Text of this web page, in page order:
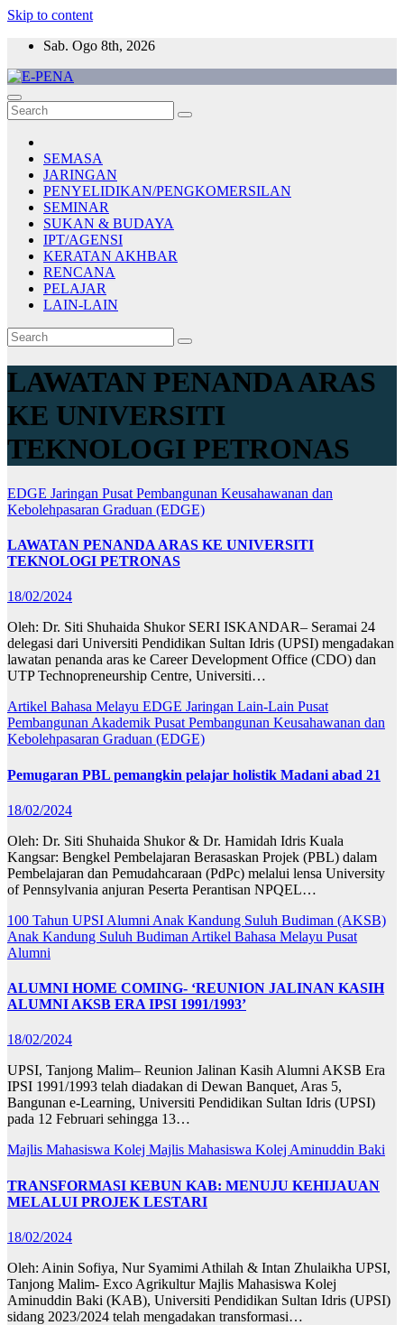
Skip to content
Sab. Ogo 8th, 2026
E-PENA
Berita Digital Terkini
SEMASA
JARINGAN
PENYELIDIKAN/PENGKOMERSILAN
SEMINAR
SUKAN & BUDAYA
IPT/AGENSI
KERATAN AKHBAR
RENCANA
PELAJAR
LAIN-LAIN
LAWATAN PENANDA ARAS
KE UNIVERSITI
TEKNOLOGI PETRONAS
EDGE Jaringan Pusat Pembangunan Keusahawanan dan
Kebolehpasaran Graduan (EDGE)
LAWATAN PENANDA ARAS KE UNIVERSITI
TEKNOLOGI PETRONAS
18/02/2024
Oleh: Dr. Siti Shuhaida Shukor SERI ISKANDAR– Seramai 24
delegasi dari Universiti Pendidikan Sultan Idris (UPSI) mengadakan
lawatan penanda aras ke Career Development Office (CDO) dan
UTP Technopreneurship Centre, Universiti…
Artikel Bahasa Melayu EDGE Jaringan Lain-Lain Pusat
Pembangunan Akademik Pusat Pembangunan Keusahawanan dan
Kebolehpasaran Graduan (EDGE)
Pemugaran PBL pemangkin pelajar holistik Madani abad 21
18/02/2024
Oleh: Dr. Siti Shuhaida Shukor & Dr. Hamidah Idris Kuala
Kangsar: Bengkel Pembelajaran Berasaskan Projek (PBL) dalam
Pembelajaran dan Pemudahcaraan (PdPc) melalui lensa University
of Pennsylvania anjuran Peserta Perantisan NPQEL…
100 Tahun UPSI Alumni Anak Kandung Suluh Budiman (AKSB)
Anak Kandung Suluh Budiman Artikel Bahasa Melayu Pusat
Alumni
ALUMNI HOME COMING- ‘REUNION JALINAN KASIH
ALUMNI AKSB ERA IPSI 1991/1993’
18/02/2024
UPSI, Tanjong Malim– Reunion Jalinan Kasih Alumni AKSB Era
IPSI 1991/1993 telah diadakan di Dewan Banquet, Aras 5,
Bangunan e-Learning, Universiti Pendidikan Sultan Idris (UPSI)
pada 12 Februari sehingga 13…
Majlis Mahasiswa Kolej Majlis Mahasiswa Kolej Aminuddin Baki
TRANSFORMASI KEBUN KAB: MENUJU KEHIJAUAN
MELALUI PROJEK LESTARI
18/02/2024
Oleh: Ainin Sofiya, Nur Syamimi Athilah & Intan Zhulaikha UPSI,
Tanjong Malim- Exco Agrikultur Majlis Mahasiswa Kolej
Aminuddin Baki (KAB), Universiti Pendidikan Sultan Idris (UPSI)
sidang 2023/2024 telah mengadakan transformasi…